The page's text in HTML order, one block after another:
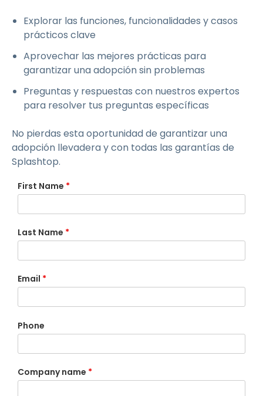
Explorar las funciones, funcionalidades y casos
prácticos clave
Aprovechar las mejores prácticas para
garantizar una adopción sin problemas
Preguntas y respuestas con nuestros expertos
para resolver tus preguntas específicas
No pierdas esta oportunidad de garantizar una
adopción llevadera y con todas las garantías de
Splashtop.
First Name *
Last Name *
Email *
Phone
Company name *